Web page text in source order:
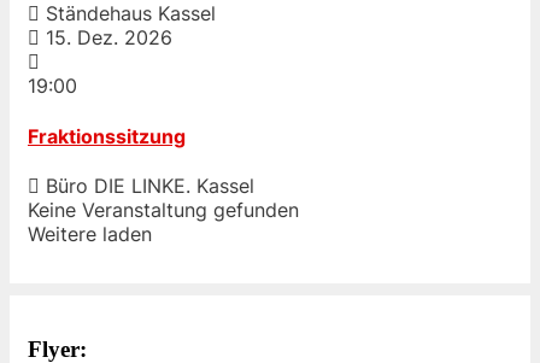
Ständehaus Kassel
15. Dez. 2026
19:00
Fraktionssitzung
Büro DIE LINKE. Kassel
Keine Veranstaltung gefunden
Weitere laden
Flyer: